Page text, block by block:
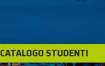
CATALOGO STUDENTI